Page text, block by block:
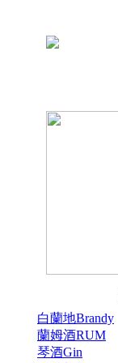
白蘭地Brandy
蘭姆酒RUM
琴酒Gin